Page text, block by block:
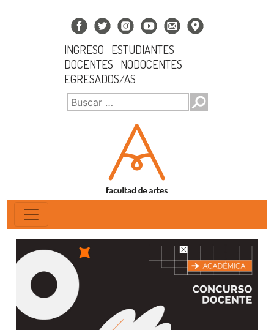
INGRESO
ESTUDIANTES
DOCENTES
NODOCENTES
EGRESADOS/AS